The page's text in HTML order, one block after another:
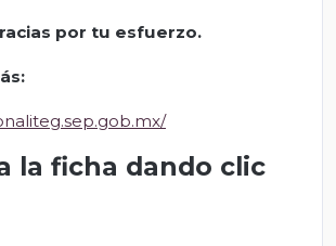
por tu esfuerzo.
:
la ficha dando clic